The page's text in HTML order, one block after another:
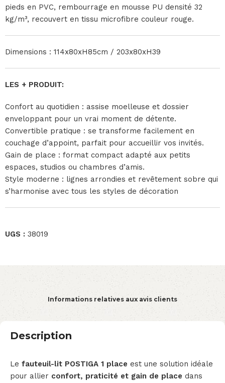
pieds en PVC, rembourrage en mousse PU densité 32
kg/m³, recouvert en tissu microfibre couleur rouge.
Dimensions : 114x80xH85cm / 203x80xH39
LES + PRODUIT:
Confort au quotidien : assise moelleuse et dossier
enveloppant pour un vrai moment de détente.
Convertible pratique : se transforme facilement en
couchage d’appoint, parfait pour accueillir vos invités.
Gain de place : format compact adapté aux petits
espaces, studios ou chambres d’amis.
Style moderne : lignes arrondies et revêtement sobre qui
s’harmonise avec tous les styles de décoration
UGS : 38019
Informations relatives aux avis clients
Description
Le fauteuil-lit POSTIGA 1 place est une solution idéale
pour allier confort, praticité et gain de place dans